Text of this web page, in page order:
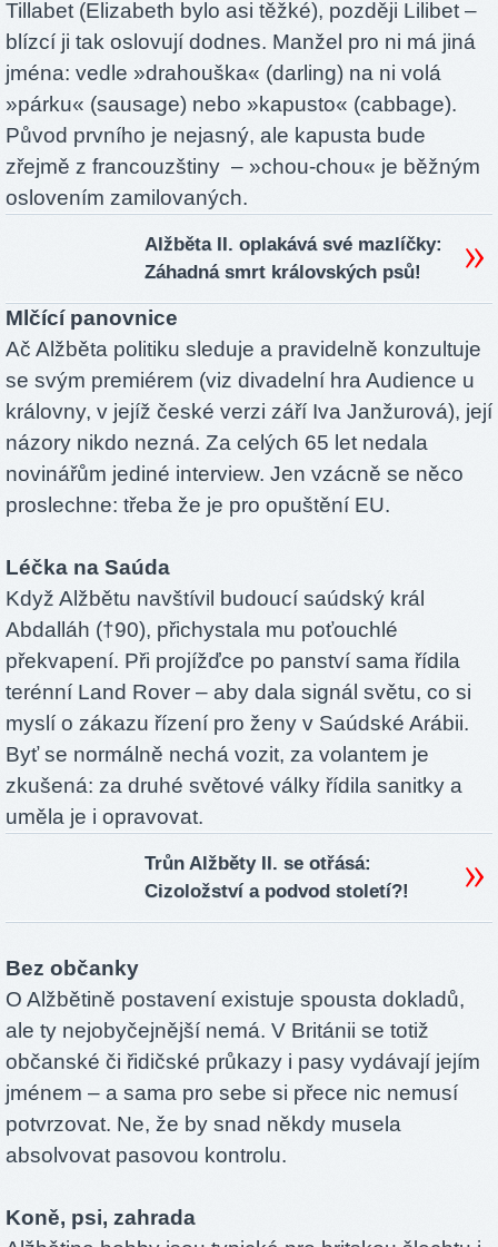
Tillabet (Elizabeth bylo asi těžké), později Lilibet –
blízcí ji tak oslovují dodnes. Manžel pro ni má jiná
jména: vedle »drahouška« (darling) na ni volá
»párku« (sausage) nebo »kapusto« (cabbage).
Původ prvního je nejasný, ale kapusta bude
zřejmě z francouzštiny – »chou-chou« je běžným
oslovením zamilovaných.
Alžběta II. oplakává své mazlíčky:
Záhadná smrt královských psů!
Mlčící panovnice
Ač Alžběta politiku sleduje a pravidelně konzultuje
se svým premiérem (viz divadelní hra Audience u
královny, v jejíž české verzi září Iva Janžurová), její
názory nikdo nezná. Za celých 65 let nedala
novinářům jediné interview. Jen vzácně se něco
proslechne: třeba že je pro opuštění EU.
Léčka na Saúda
Když Alžbětu navštívil budoucí saúdský král
Abdalláh (†90), přichystala mu poťouchlé
překvapení. Při projížďce po panství sama řídila
terénní Land Rover – aby dala signál světu, co si
myslí o zákazu řízení pro ženy v Saúdské Arábii.
Byť se normálně nechá vozit, za volantem je
zkušená: za druhé světové války řídila sanitky a
uměla je i opravovat.
Trůn Alžběty II. se otřásá:
Cizoložství a podvod století?!
Bez občanky
O Alžbětině postavení existuje spousta dokladů,
ale ty nejobyčejnější nemá. V Británii se totiž
občanské či řidičské průkazy i pasy vydávají jejím
jménem – a sama pro sebe si přece nic nemusí
potvrzovat. Ne, že by snad někdy musela
absolvovat pasovou kontrolu.
Koně, psi, zahrada